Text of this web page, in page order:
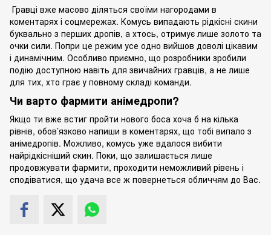
Гравці вже масово діляться своїми нагородами в
коментарях і соцмережах. Комусь випадають рідкісні скини
буквально з перших дропів, а хтось, отримує лише золото та
очки сили. Попри це режим усе одно вийшов доволі цікавим
і динамічним. Особливо приємно, що розробники зробили
подію доступною навіть для звичайних гравців, а не лише
для тих, хто грає у повному складі команди.
Чи варто фармити анімедропи?
Якщо ти вже встиг пройти нового боса хоча б на кілька
рівнів, обов’язково напиши в коментарях, що тобі випало з
анімедропів. Можливо, комусь уже вдалося вибити
найрідкісніший скин. Поки, що залишається лише
продовжувати фармити, проходити неможливий рівень і
сподіватися, що удача все ж повернеться обличчям до Вас.